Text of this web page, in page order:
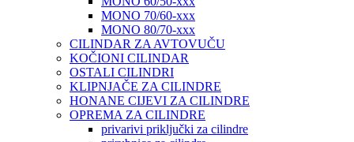
MONO 70/60-xxx
MONO 80/70-xxx
CILINDAR ZA AVTOVUČU
KOČIONI CILINDAR
OSTALI CILINDRI
KLIPNJAČE ZA CILINDRE
HONANE CIJEVI ZA CILINDRE
OPREMA ZA CILINDRE
privarivi priključki za cilindre